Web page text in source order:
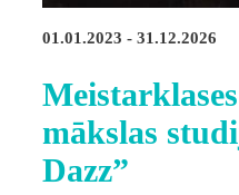
01.01.2023 - 31.12.2026
mākslas
Dazz”